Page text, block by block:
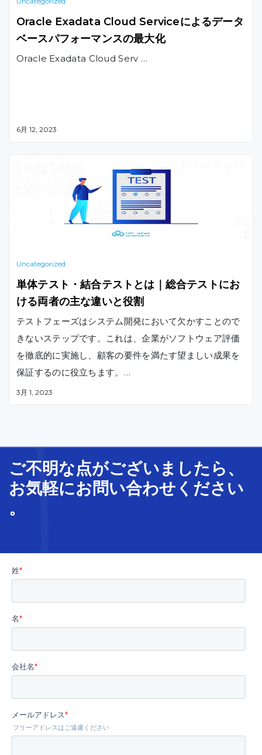
Oracle Exadata Cloud Serviceによるデータ
ベースパフォーマンスの最大化
Oracle Exadata Cloud Serv …
6月 12, 2023
Uncategorized
単体テスト・結合テストとは｜総合テストにお
ける両者の主な違いと役割
テストフェーズはシステム開発において欠かすことので
きないステップです。これは、企業がソフトウェア評価
を徹底的に実施し、顧客の要件を満たす望ましい成果を
保証するのに役立ちます。
テストの設計時間を短縮し、開発者がシステムテストを
ピラミッドは、単体テスト、結合テスト、およびエンド
ツーエンドテストの3つのレベルに分かれています。この
テストフレームワークの最新版には、さらにいくつかの
3月 1, 2023
ご不明な点がございましたら、
お気軽にお問い合わせ ください
。